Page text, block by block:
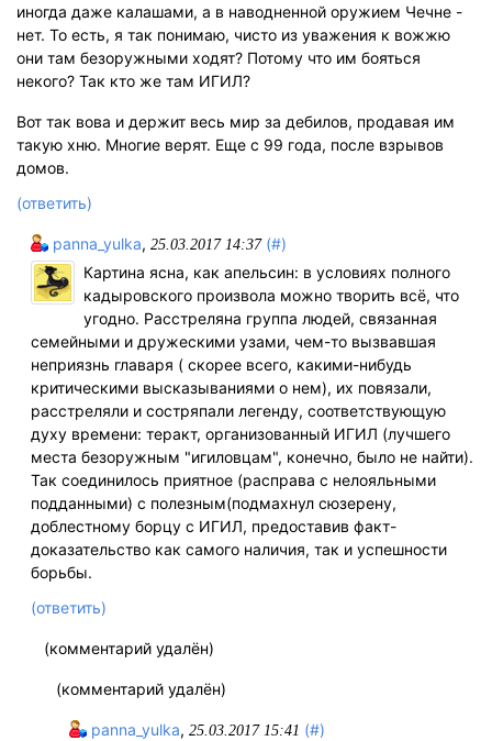
иногда даже калашами, а в наводненной оружием Чечне -
нет. То есть, я так понимаю, чисто из уважения к вожжю
они там безоружными ходят? Потому что им бояться
некого? Так кто же там ИГИЛ?
Вот так вова и держит весь мир за дебилов, продавая им
такую хню. Многие верят. Еще с 99 года, после взрывов
домов.
(ответить)
panna_yulka, 25.03.2017 14:37 (#)
Картина ясна, как апельсин: в условиях полного
кадыровского произвола можно творить всё, что
угодно. Расстреляна группа людей, связанная
семейными и дружескими узами, чем-то вызвавшая
неприязнь главаря ( скорее всего, какими-нибудь
критическими высказываниями о нем), их повязали,
расстреляли и состряпали легенду, соответствующую
духу времени: теракт, организованный ИГИЛ (лучшего
места безоружным "игиловцам", конечно, было не найти).
Так соединилось приятное (расправа с нелояльными
подданными) с полезным(подмахнул сюзерену,
доблестному борцу с ИГИЛ, предоставив факт-
доказательство как самого наличия, так и успешности
борьбы.
(ответить)
(комментарий удалён)
(комментарий удалён)
panna_yulka, 25.03.2017 15:41 (#)